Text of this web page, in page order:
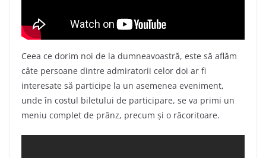
Ceea ce dorim noi de la dumneavoastră, este să aflăm
câte persoane dintre admiratorii celor doi ar fi
interesate să participe la un asemenea eveniment,
unde în costul biletului de participare, se va primi un
meniu complet de prânz, precum și o răcoritoare.